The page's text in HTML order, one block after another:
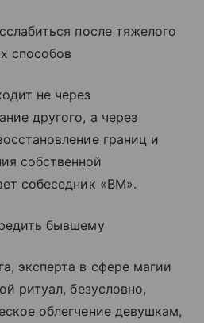
после тяжелого
способов
не через
другого, а через
границ и
собственной
собеседник «ВМ».
бывшему
эксперта в сфере магии
ритуал, безусловно,
облегчение девушкам,